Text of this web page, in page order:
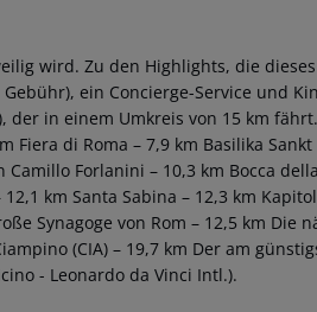
wird. Zu den Highlights, die
ein Concierge-Service und
der in einem Umkreis von 15 km fährt.
di Roma – 7,9 km Basilika
Forlanini – 10,3 km Bocca
km Santa Sabina – 12,3 km
Synagoge von Rom – 12,5 km Die
(CIA) – 19,7 km Der am
- Leonardo da Vinci Intl.).